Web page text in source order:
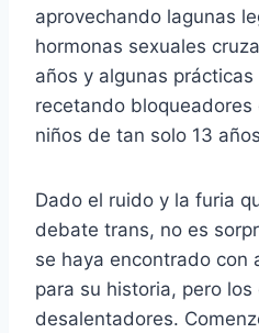
aprovechando lagunas
hormonas sexuales
años y algunas
recetando
niños de tan solo 13
Dado el ruido y la furia
debate trans, no es
se haya encontrado con
para su historia, pero
desalentadores.